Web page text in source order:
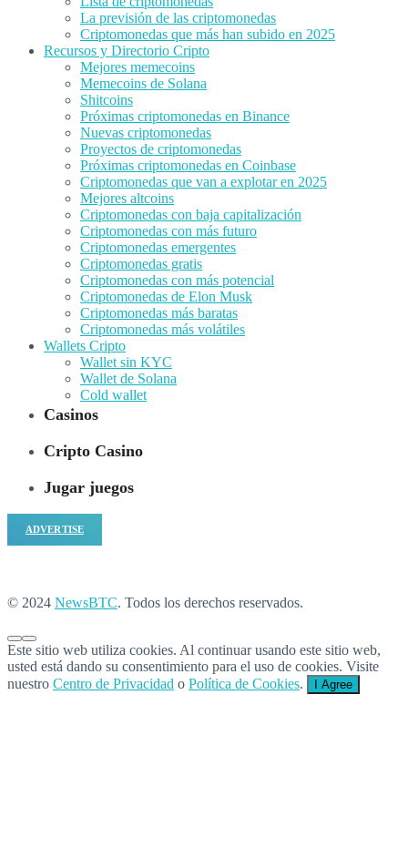
La previsión de las criptomonedas
Criptomonedas que más han subido en 2025
Recursos y Directorio Cripto
Mejores memecoins
Memecoins de Solana
Shitcoins
Próximas criptomonedas en Binance
Nuevas criptomonedas
Proyectos de criptomonedas
Próximas criptomonedas en Coinbase
Criptomonedas que van a explotar en 2025
Mejores altcoins
Criptomonedas con baja capitalización
Criptomonedas con más futuro
Criptomonedas emergentes
Criptomonedas gratis
Criptomonedas con más potencial
Criptomonedas de Elon Musk
Criptomonedas más baratas
Criptomonedas más volátiles
Wallets Cripto
Wallet sin KYC
Wallet de Solana
Cold wallet
Casinos
Cripto Casino
Jugar juegos
ADVERTISE
© 2024 NewsBTC. Todos los derechos reservados.
Este sitio web utiliza cookies. Al continuar usando este sitio web,
usted está dando su consentimiento para el uso de cookies. Visite
nuestro Centro de Privacidad o Política de Cookies. I Agree